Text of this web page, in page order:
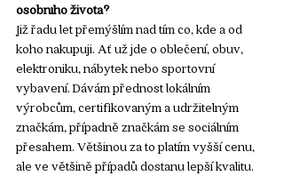
osobního života?
Již řadu let přemýšlím nad tím co, kde a od
koho nakupuji. Ať už jde o oblečení, obuv,
elektroniku, nábytek nebo sportovní
vybavení. Dávám přednost lokálním
výrobcům, certifikovaným a udržitelným
značkám, případně značkám se sociálním
přesahem. Většinou za to platím vyšší cenu,
ale ve většině případů dostanu lepší kvalitu.